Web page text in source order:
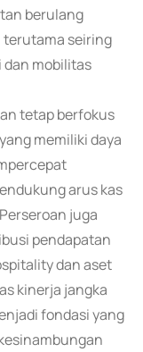
berulang
terutama seiring
mobilitas
tetap berfokus
memiliki daya
arus kas
juga
pendapatan
dan aset
kinerja jangka
fondasi yang